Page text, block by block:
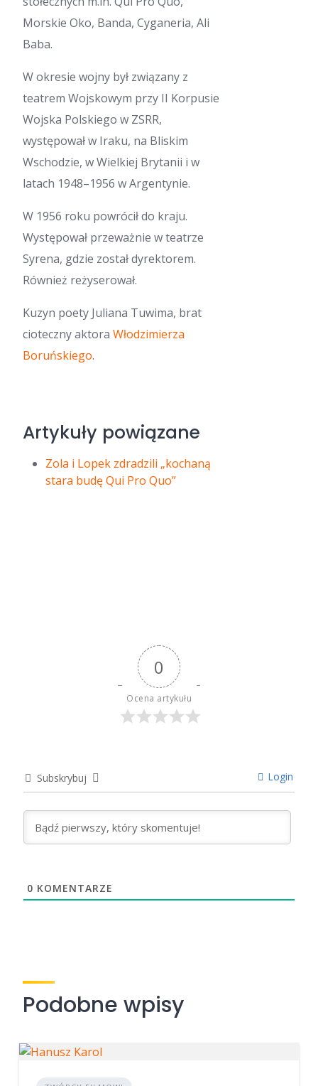
Morskie Oko, Banda, Cyganeria, Ali
Baba.
W okresie wojny był związany z
teatrem Wojskowym przy II Korpusie
Wojska Polskiego w ZSRR,
występował w Iraku, na Bliskim
Wschodzie, w Wielkiej Brytanii i w
latach 1948–1956 w Argentynie.
W 1956 roku powrócił do kraju.
Występował przeważnie w teatrze
Syrena, gdzie został dyrektorem.
Również reżyserował.
Kuzyn poety Juliana Tuwima, brat
cioteczny aktora Włodzimierza
Boruńskiego.
Artykuły powiązane
Zola i Lopek zdradzili „kochaną
stara budę Qui Pro Quo”
0
Ocena artykułu
Subskrybuj Login
0 KOMENTARZE
Podobne wpisy